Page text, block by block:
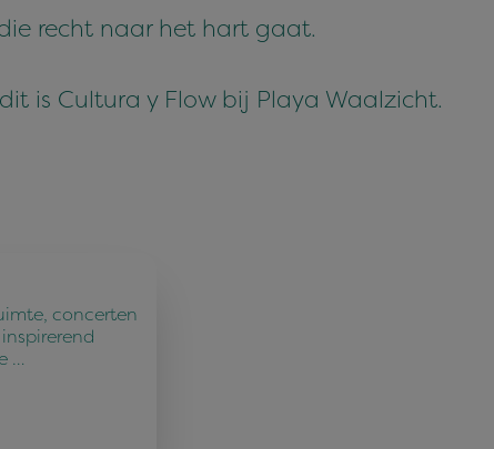
recht naar het hart gaat.
is Cultura y Flow bij Playa Waalzicht.
concerten
…